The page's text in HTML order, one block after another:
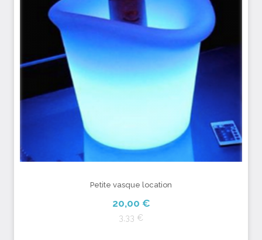
Petite vasque location
20,00 €
3,33 €